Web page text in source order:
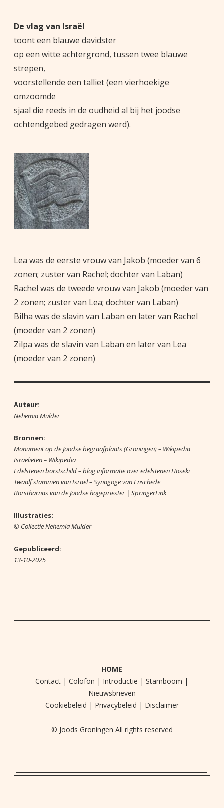
De vlag van Israël
toont een blauwe davidster
op een witte achtergrond, tussen twee blauwe
strepen,
voorstellende een talliet (een vierhoekige
omzoomde
sjaal die reeds in de oudheid al bij het joodse
ochtendgebed gedragen werd).
Lea was de eerste vrouw van Jakob (moeder van 6
zonen; zuster van Rachel; dochter van Laban)
Rachel was de tweede vrouw van Jakob (moeder van
2 zonen; zuster van Lea; dochter van Laban)
Bilha was de slavin van Laban en later van Rachel
(moeder van 2 zonen)
Zilpa was de slavin van Laban en later van Lea
(moeder van 2 zonen)
Auteur:
Nehemia Mulder
Bronnen:
Monument op de Joodse begraafplaats (Groningen) – Wikipedia
Israëlieten – Wikipedia
Edelstenen borstschild – blog informatie over edelstenen Hoseki
Twaalf stammen van Israël – Synagoge van Enschede
Borstharnas van de Joodse hogepriester | SpringerLink
Illustraties:
© Collectie Nehemia Mulder
Gepubliceerd:
13-10-2025
HOME
Contact | Colofon | Introductie | Stamboom |
Nieuwsbrieven
Cookiebeleid | Privacybeleid | Disclaimer
© Joods Groningen All rights reserved